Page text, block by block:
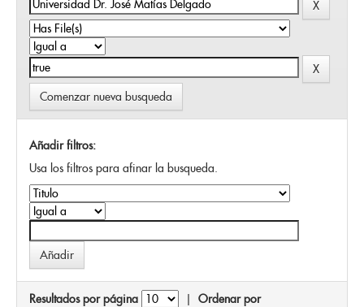
Comenzar nueva busqueda
Añadir filtros:
Usa los filtros para afinar la busqueda.
Resultados por página | Ordenar por